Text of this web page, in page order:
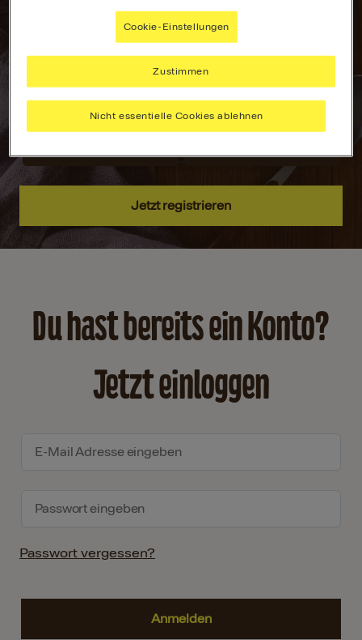
suchen –
speichere deine
aller liebsten
Rezepte, sammle
Inspiration und
hab alles immer
griffbereit.
Plane deine
Mahlzeiten mit
dem MAGGI
passend zu
deinen Vorlieben.
Jetzt registrieren
Du hast bereits ein Konto?
Jetzt einloggen
Passwort vergessen?
Cookie-Einstellungen
Nicht essentielle Cookies ablehnen
Zustimmen